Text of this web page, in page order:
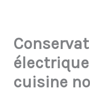
cuisine